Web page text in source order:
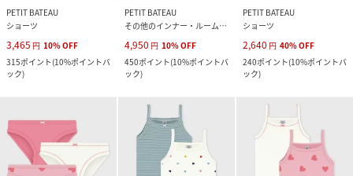
PETIT BATEAU
ショーツ
3,465 円 10%OFF
315ポイント(10%ポイントバ
ック)
PETIT BATEAU
その他のインナー・ルームウェア
4,950 円 10%OFF
450ポイント(10%ポイントバ
ック)
PETIT BATEAU
ショーツ
2,640 円 40%OFF
240ポイント(10%ポイントバ
ック)